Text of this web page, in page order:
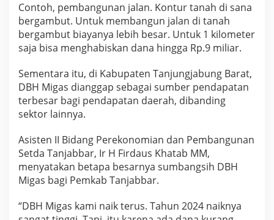
Contoh, pembangunan jalan. Kontur tanah di sana
bergambut. Untuk membangun jalan di tanah
bergambut biayanya lebih besar. Untuk 1 kilometer
saja bisa menghabiskan dana hingga Rp.9 miliar.
Sementara itu, di Kabupaten Tanjungjabung Barat,
DBH Migas dianggap sebagai sumber pendapatan
terbesar bagi pendapatan daerah, dibanding
sektor lainnya.
Asisten II Bidang Perekonomian dan Pembangunan
Setda Tanjabbar, Ir H Firdaus Khatab MM,
menyatakan betapa besarnya sumbangsih DBH
Migas bagi Pemkab Tanjabbar.
“DBH Migas kami naik terus. Tahun 2024 naiknya